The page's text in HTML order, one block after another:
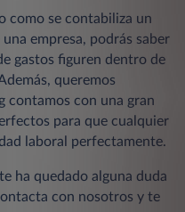
como se contabiliza un
empresa, podrás saber
gastos figuren dentro de
queremos
contamos con una gran
para que cualquier
laboral perfectamente.
ha quedado alguna duda
con nosotros y te